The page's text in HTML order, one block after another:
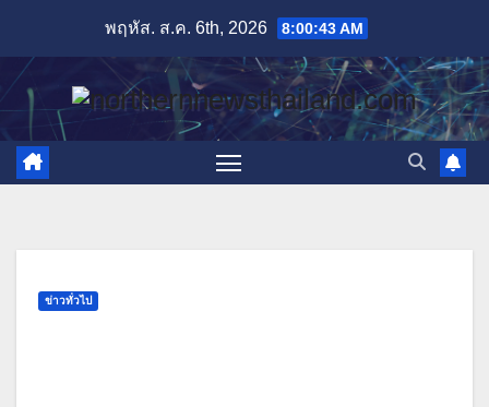
content
พฤหัส. ส.ค. 6th, 2026 8:00:44 AM
ข่าวทั่วไป